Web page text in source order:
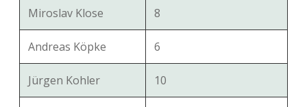
Miroslav Klose 8
Andreas Köpke 6
Jürgen Kohler 10